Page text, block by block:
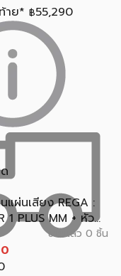
าย* ฿55,290
นแผ่นเสียง REGA :
1 PLUS MM + หัว...
ขายแล้ว 0 ชิ้น